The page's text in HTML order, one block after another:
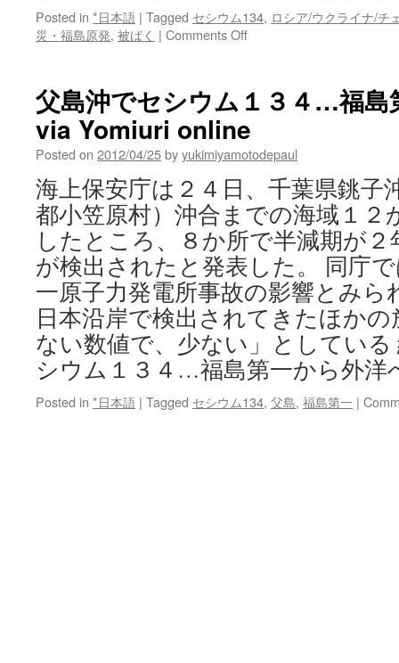
Posted in *日本語 | Tagged セシウム134, ロシア/ウクライナ/チ
災・福島原発, 被ばく | Comments Offon
１
原
発
の
出
セ
シ
ウ
ム
一
部
が
本
海
に
父島沖でセシウム１３４…福島
via Yomiuri online
Posted on 2012/04/25byyukimiyamotodepaul
海上保安庁は２４日、千葉県銚子
都小笠原村）沖合までの海域１２
したところ、８か所で半減期が
が検出されたと発表した。 同庁
一原子力発電所事故の影響とみら
日本沿岸で検出されてきたほか
ない数値で、少ない」としてい
シウム１３４…福島第一から外洋
Posted in *日本語 | Tagged セシウム134, 父島, 福島第一 |